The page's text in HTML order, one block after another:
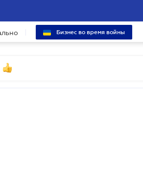
Бизнес во время войны